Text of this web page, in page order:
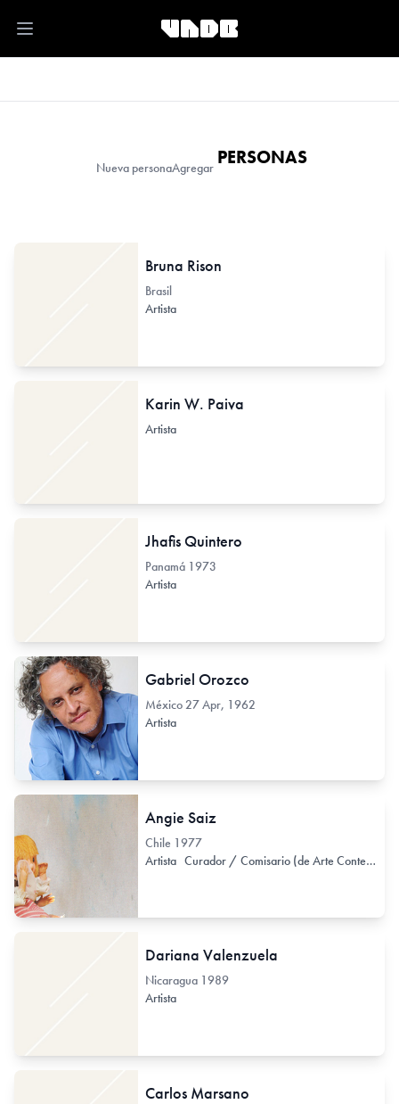
Open main menu
Nueva personaAgregar PERSONAS
Bruna Rison
Brasil
Artista
Karin W. Paiva
Artista
Jhafis Quintero
Panamá 1973
Artista
Gabriel Orozco
México27 Apr, 1962
Artista
Angie Saiz
Chile 1977
Artista Curador / Comisario (de Arte Contemporáneo)
Dariana Valenzuela
Nicaragua 1989
Artista
Carlos Marsano